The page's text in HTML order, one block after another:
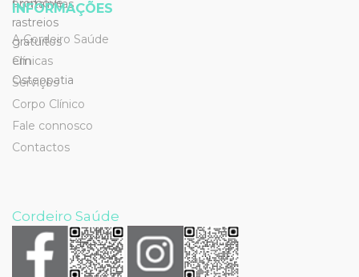
INFORMAÇÕES
A Cordeiro Saúde
Clínicas
Serviços
Corpo Clínico
Fale connosco
Contactos
Cordeiro Saúde